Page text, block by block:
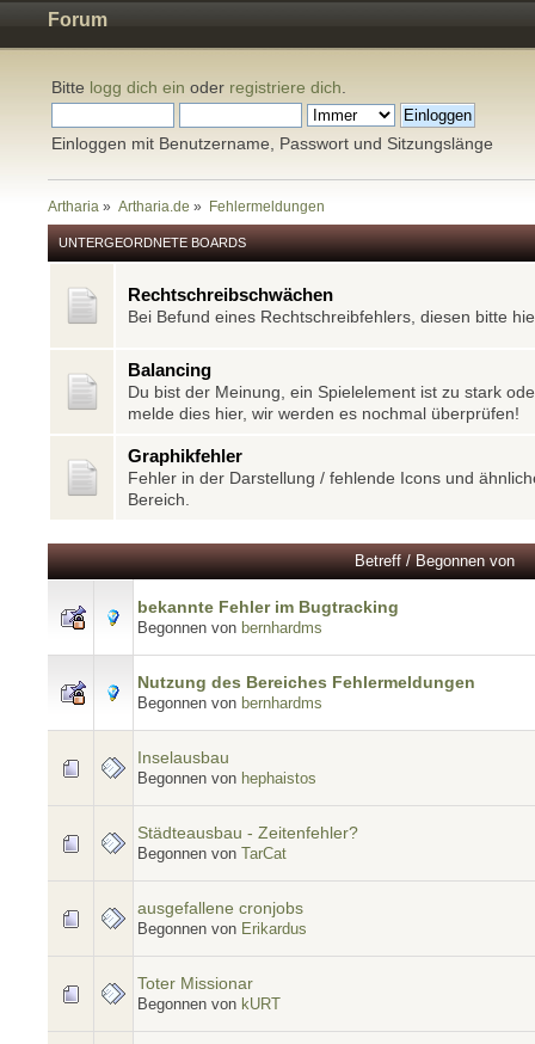
Forum
Bitte logg dich ein oder registriere dich
Einloggen mit Benutzername, Passwort und Sitzungslänge
Artharia » Artharia.de » Fehlermeldungen
UNTERGEORDNETE BOARDS
Rechtschreibschwächen
Bei Befund eines Rechtschreibfehlers, diesen bitte
Balancing
Du bist der Meinung, ein Spielelement ist zu stark
melde dies hier, wir werden es nochmal überprüfen!
Graphikfehler
Fehler in der Darstellung / fehlende Icons und
Bereich.
Betreff/Begonnen von
bekannte Fehler im Bugtracking
Begonnen von bernhardms
Nutzung des Bereiches Fehlermeldungen
Begonnen von bernhardms
Inselausbau
Begonnen von hephaistos
Städteausbau - Zeitenfehler?
Begonnen von TarCat
ausgefallene cronjobs
Begonnen von Erikardus
Toter Missionar
Begonnen von kURT